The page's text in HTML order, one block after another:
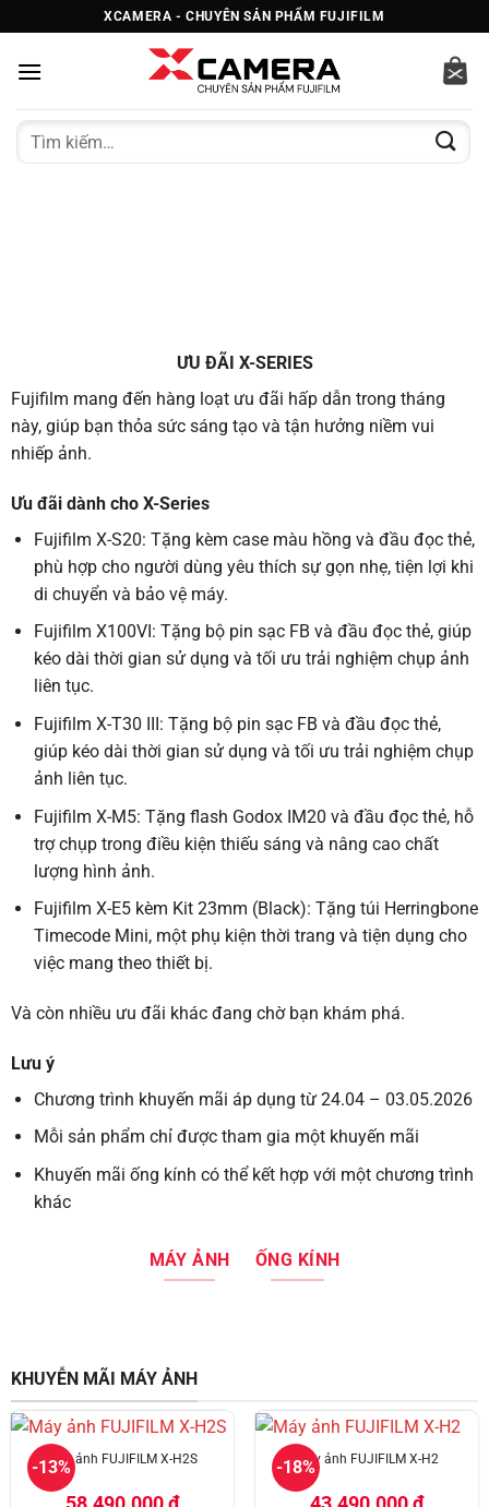
qua
nội
XCAMERA - CHUYÊN SẢN PHẨM FUJIFILM
Tìm
ƯU ĐÃI X-SERIES
Fujifilm mang đến hàng loạt ưu đãi hấp dẫn trong tháng
này, giúp bạn thỏa sức sáng tạo và tận hưởng niềm vui
nhiếp ảnh.
Ưu đãi dành cho X-Series
Fujifilm X-S20: Tặng kèm case màu hồng và đầu đọc thẻ,
phù hợp cho người dùng yêu thích sự gọn nhẹ, tiện lợi khi
di chuyển và bảo vệ máy.
Fujifilm X100VI: Tặng bộ pin sạc FB và đầu đọc thẻ, giúp
kéo dài thời gian sử dụng và tối ưu trải nghiệm chụp ảnh
liên tục.
Fujifilm X-T30 III: Tặng bộ pin sạc FB và đầu đọc thẻ,
giúp kéo dài thời gian sử dụng và tối ưu trải nghiệm chụp
ảnh liên tục.
Fujifilm X-M5: Tặng flash Godox IM20 và đầu đọc thẻ, hỗ
trợ chụp trong điều kiện thiếu sáng và nâng cao chất
lượng hình ảnh.
Fujifilm X-E5 kèm Kit 23mm (Black): Tặng túi Herringbone
Timecode Mini, một phụ kiện thời trang và tiện dụng cho
việc mang theo thiết bị.
Và còn nhiều ưu đãi khác đang chờ bạn khám phá.
Lưu ý
Chương trình khuyến mãi áp dụng từ 24.04 – 03.05.2026
Mỗi sản phẩm chỉ được tham gia một khuyến mãi
Khuyến mãi ống kính có thể kết hợp với một chương trình
khác
MÁY ẢNH ỐNG KÍNH
KHUYỄN MÃI MÁY ẢNH
-13%
Máy ảnh FUJIFILM X-H2S -18%Máy ảnh FUJIFILM X-H2